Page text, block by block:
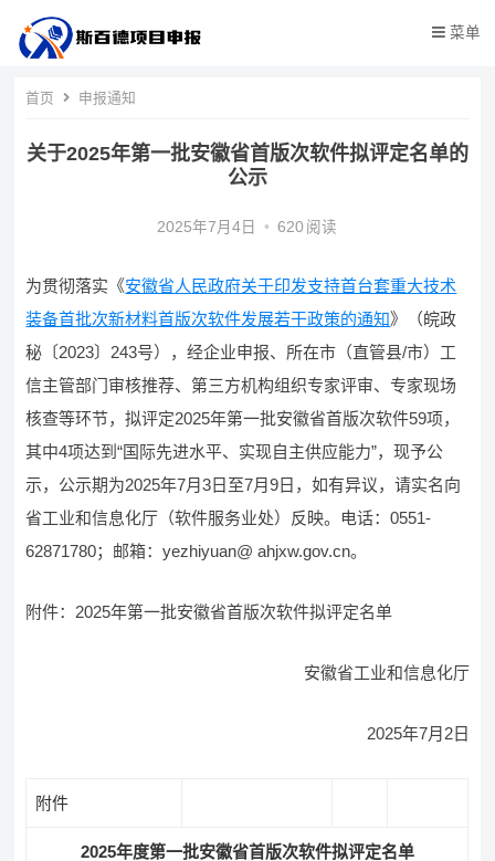
菜单
首页 申报通知
关于2025年第一批安徽省首版次软件拟评定名单的
公示
2025年7月4日 • 620 阅读
为贯彻落实《安徽省人民政府关于印发支持首台套重大技术
装备首批次新材料首版次软件发展若干政策的通知》（皖政
秘〔2023〕243号），经企业申报、所在市（直管县/市）工
信主管部门审核推荐、第三方机构组织专家评审、专家现场
核查等环节，拟评定2025年第一批安徽省首版次软件59项，
其中4项达到“国际先进水平、实现自主供应能力”，现予公
示，公示期为2025年7月3日至7月9日，如有异议，请实名向
省工业和信息化厅（软件服务业处）反映。电话：0551-
62871780；邮箱：yezhiyuan@ ahjxw.gov.cn。
附件：2025年第一批安徽省首版次软件拟评定名单
安徽省工业和信息化厅
2025年7月2日
附件
2025年度第一批安徽省首版次软件拟评定名单